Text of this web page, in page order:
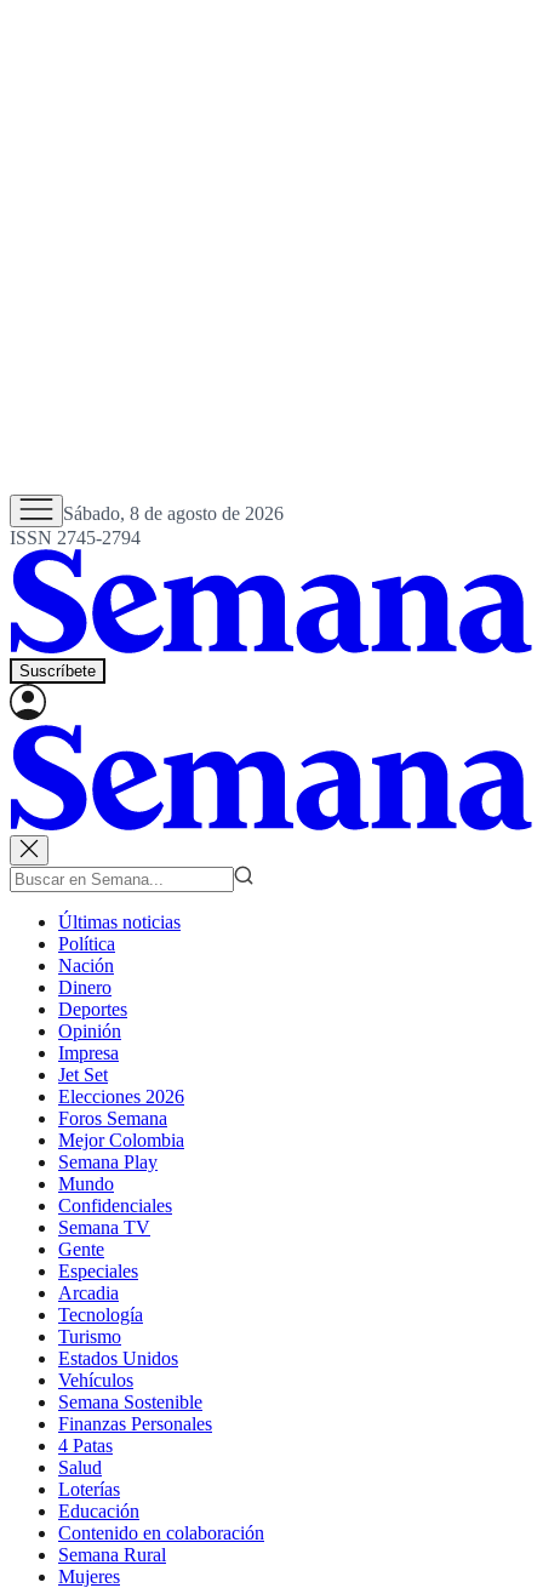
Sábado, 8 de agosto de 2026
ISSN 2745-2794
Suscríbete
Últimas noticias
Política
Nación
Dinero
Deportes
Opinión
Impresa
Jet Set
Elecciones 2026
Foros Semana
Mejor Colombia
Semana Play
Mundo
Confidenciales
Semana TV
Gente
Especiales
Arcadia
Tecnología
Turismo
Estados Unidos
Vehículos
Semana Sostenible
Finanzas Personales
4 Patas
Salud
Loterías
Educación
Contenido en colaboración
Semana Rural
Mujeres